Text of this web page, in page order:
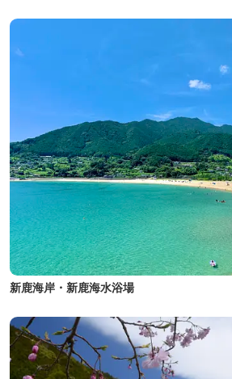
新鹿海岸・新鹿海水浴場